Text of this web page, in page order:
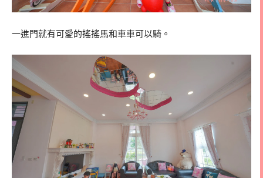
一進門就有可愛的搖搖馬和車車可以騎。